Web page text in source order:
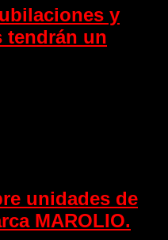
y
tendrán un
unidades de
MAROLIO.